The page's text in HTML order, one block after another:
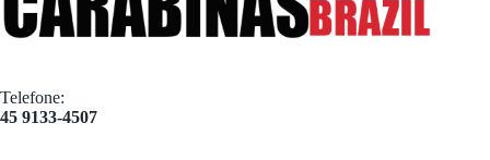
Telefone:
45 9133-4507